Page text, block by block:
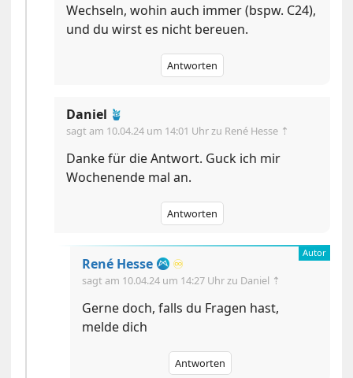
Wechseln, wohin auch immer (bspw. C24),
und du wirst es nicht bereuen.
Antworten
Daniel 🪴
sagt am 10.04.24 um 14:01 Uhrzu René Hesse ⇡
Danke für die Antwort. Guck ich mir
Wochenende mal an.
Antworten
René Hesse ♾️
sagt am 10.04.24 um 14:27 Uhrzu Daniel ⇡
Gerne doch, falls du Fragen hast,
melde dich
Antworten